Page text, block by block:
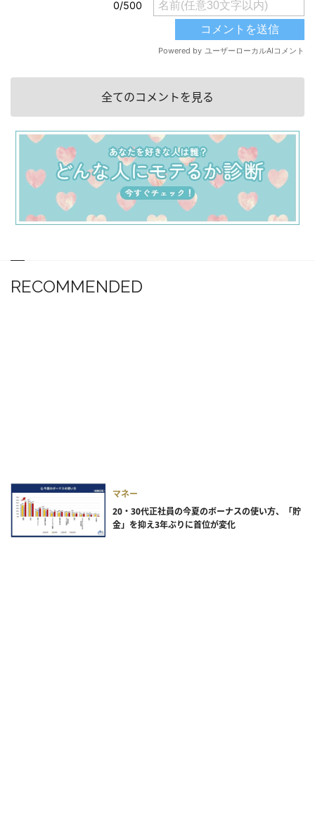
全てのコメントを見る
RECOMMENDED
マネー
20・30代正社員の今夏のボーナスの使い方、「貯
金」を抑え3年ぶりに首位が変化